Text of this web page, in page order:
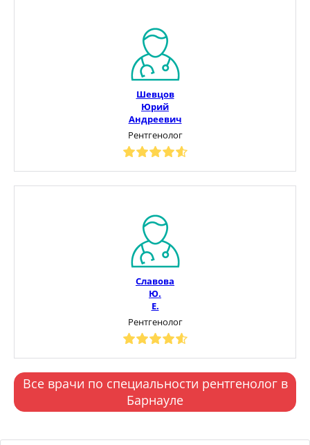
Шевцов
Юрий
Андреевич
Рентгенолог
Славова
Ю.
Е.
Рентгенолог
Все врачи по специальности рентгенолог в
Барнауле